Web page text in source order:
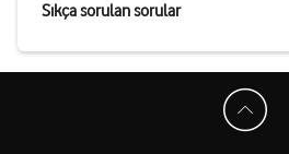
Sıkça sorulan sorular